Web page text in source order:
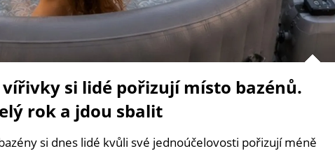
si lidé pořizují místo bazénů.
rok a jdou sbalit
si dnes lidé kvůli své jednoúčelovosti pořizují méně